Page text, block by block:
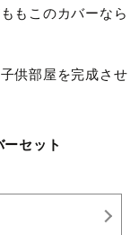
もこのカバーなら
供部屋を完成させ
セット